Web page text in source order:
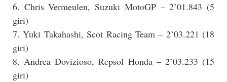
6. Chris Vermeulen, Suzuki MotoGP – 2’01.843 (5
giri)
7. Yuki Takahashi, Scot Racing Team – 2’03.221 (18
giri)
8. Andrea Dovizioso, Repsol Honda – 2’03.233 (15
giri)